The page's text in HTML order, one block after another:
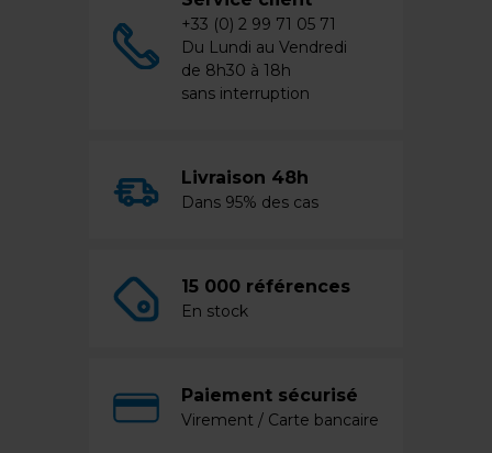
+33 (0) 2 99 71 05 71
Du Lundi au Vendredi
de 8h30 à 18h
sans interruption
Livraison 48h
Dans 95% des cas
15 000 références
En stock
Paiement sécurisé
Virement / Carte bancaire